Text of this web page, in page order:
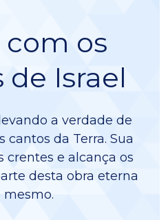
com os
de Israel
a verdade de
cantos da Terra. Sua
crentes e alcança os
desta obra eterna
mesmo.